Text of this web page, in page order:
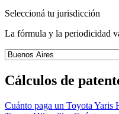
Seleccioná tu jurisdicción
La fórmula y la periodicidad
Cálculos de
Cuánto paga un Toyota Yaris